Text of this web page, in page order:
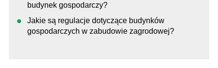
budynek gospodarczy?
Jakie są regulacje dotyczące budynków
gospodarczych w zabudowie zagrodowej?